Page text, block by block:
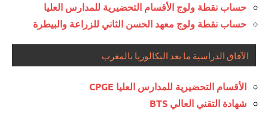
حساب نقطة ولوج الأقسام التحضيرية للمدارس العليا
حساب نقطة ولوج معهد الحسن الثاني للزراعة والبيطرة
الآفاق الدراسية ما بعد البكالوريا بالمغرب
الأقسام التحضيرية للمدارس العليا CPGE
شهادة التقني العالي BTS